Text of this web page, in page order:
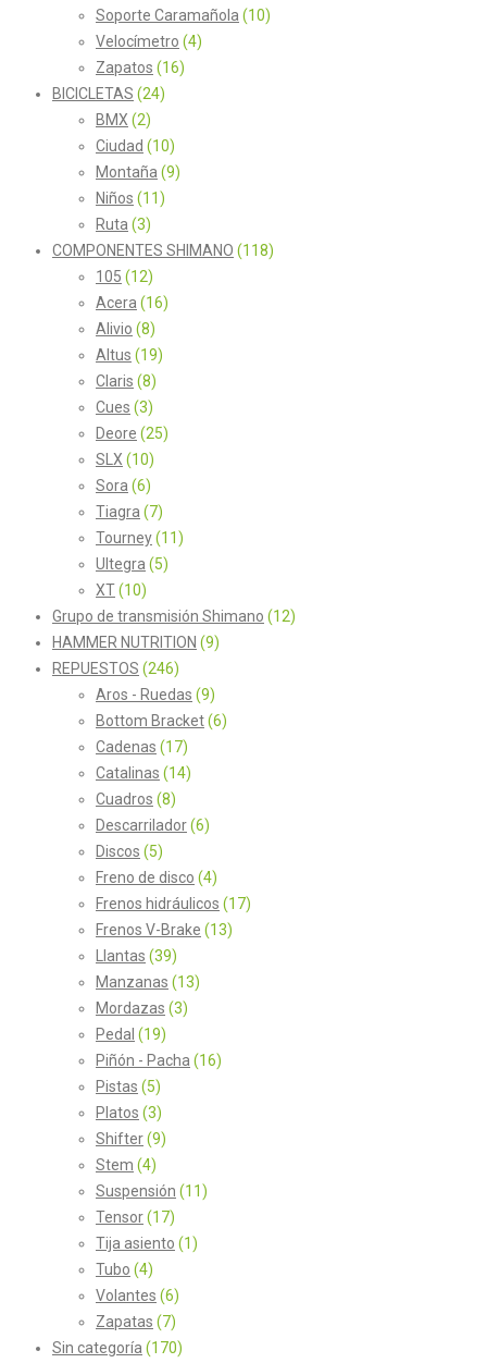
Soporte Caramañola (10)
Velocímetro (4)
Zapatos (16)
BICICLETAS (24)
BMX (2)
Ciudad (10)
Montaña (9)
Niños (11)
Ruta (3)
COMPONENTES SHIMANO (118)
105 (12)
Acera (16)
Alivio (8)
Altus (19)
Claris (8)
Cues (3)
Deore (25)
SLX (10)
Sora (6)
Tiagra (7)
Tourney(11)
Ultegra (5)
XT(10)
Grupo de transmisión Shimano (12)
HAMMER NUTRITION (9)
REPUESTOS (246)
Aros - Ruedas (9)
Bottom Bracket(6)
Cadenas (17)
Catalinas (14)
Cuadros (8)
Descarrilador(6)
Discos (5)
Freno de disco (4)
Frenos hidráulicos (17)
Frenos V-Brake (13)
Llantas (39)
Manzanas (13)
Mordazas (3)
Pedal (19)
Piñón - Pacha (16)
Pistas (5)
Platos (3)
Shifter(9)
Stem (4)
Suspensión (11)
Tensor(17)
Tija asiento (1)
Tubo (4)
Volantes (6)
Zapatas (7)
Sin categoría (170)